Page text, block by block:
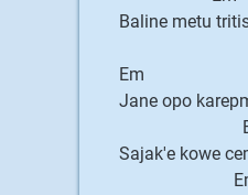
Baline metu
Em
Jane opo
Sajak'e kowe